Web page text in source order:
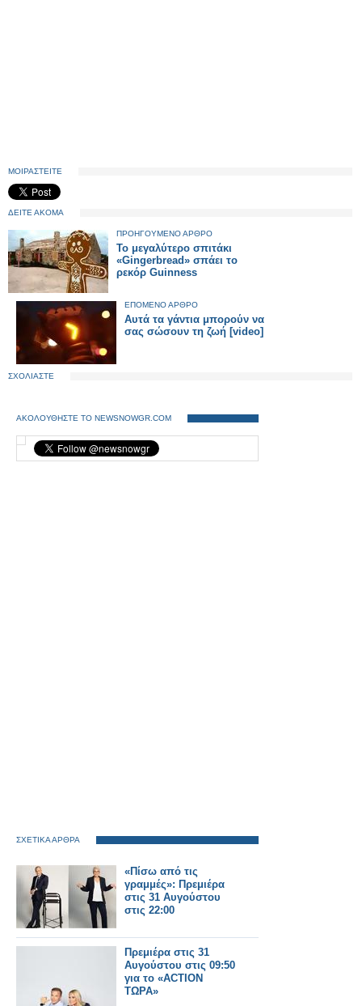
ΜΟΙΡΑΣΤΕΙΤΕ
ΔΕΙΤΕ ΑΚΟΜΑ
ΠΡΟΗΓΟΥΜΕΝΟ ΑΡΘΡΟ
Το μεγαλύτερο σπιτάκι
«Gingerbread» σπάει το
ρεκόρ Guinness
ΕΠΟΜΕΝΟ ΑΡΘΡΟ
Αυτά τα γάντια μπορούν να
σας σώσουν τη ζωή [video]
ΣΧΟΛΙΑΣΤΕ
ΑΚΟΛΟΥΘΗΣΤΕ ΤΟ NEWSNOWGR.COM
ΣΧΕΤΙΚΑ ΑΡΘΡΑ
«Πίσω από τις
γραμμές»: Πρεμιέρα
στις 31 Αυγούστου
στις 22:00
Πρεμιέρα στις 31
Αυγούστου στις 09:50
για το «ACTION
ΤΩΡΑ»